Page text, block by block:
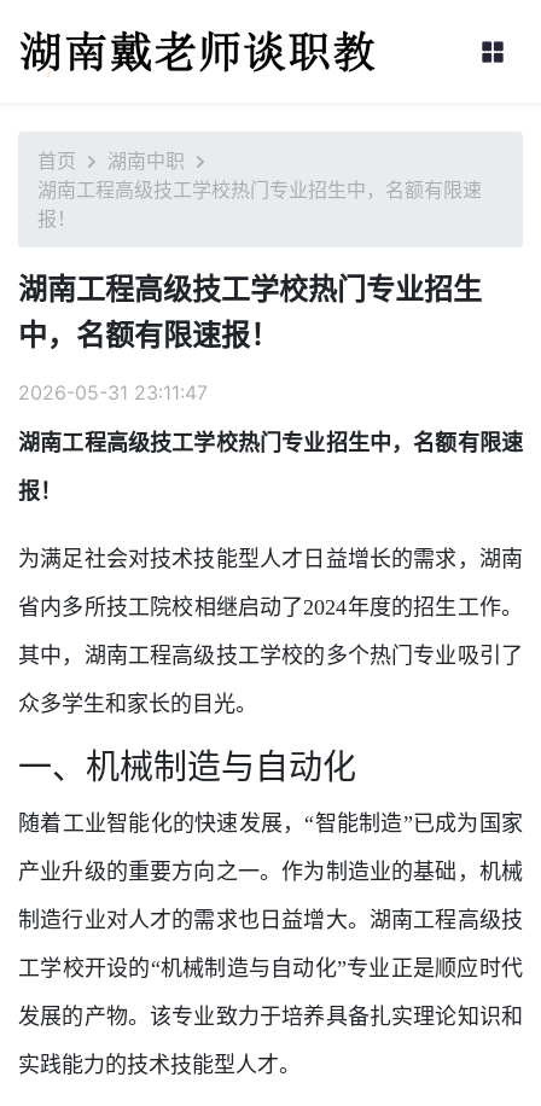
首页
湖南中职
湖南工程高级技工学校热门专业招生中，名额有限速
报！
湖南工程高级技工学校热门专业招生
中，名额有限速报！
2026-05-31 23:11:47
湖南工程高级技工学校热门专业招生中，名额有限速
报！
为满足社会对技术技能型人才日益增长的需求，湖南
省内多所技工院校相继启动了2024年度的招生工作。
其中，湖南工程高级技工学校的多个热门专业吸引了
众多学生和家长的目光。
一、机械制造与自动化
随着工业智能化的快速发展，“智能制造”已成为国家
产业升级的重要方向之一。作为制造业的基础，机械
制造行业对人才的需求也日益增大。湖南工程高级技
工学校开设的“机械制造与自动化”专业正是顺应时代
发展的产物。该专业致力于培养具备扎实理论知识和
实践能力的技术技能型人才。